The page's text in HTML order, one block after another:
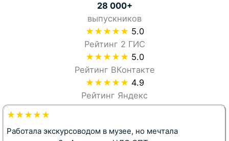
28 000+
выпускников
★★★★★ 5.0
Рейтинг 2 ГИС
★★★★★ 5.0
Рейтинг ВКонтакте
★★★★★ 4.9
Рейтинг Яндекс
★★★★★
Работала экскурсоводом в музее, но мечтала